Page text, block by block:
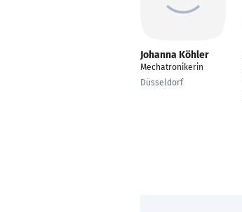
Johanna Köhler
Mechatronikerin
Düsseldorf